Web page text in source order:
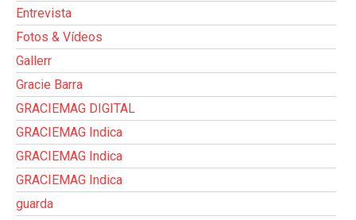
Entrevista
Fotos & Vídeos
Gallerr
Gracie Barra
GRACIEMAG DIGITAL
GRACIEMAG Indica
GRACIEMAG Indica
GRACIEMAG Indica
guarda